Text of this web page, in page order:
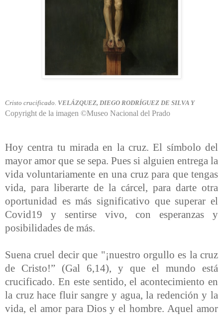
Cristo crucificado. VELÁZQUEZ, DIEGO RODRÍGUEZ DE SILVA Y
Copyright de la imagen ©Museo Nacional del Prado
Hoy centra tu mirada en la cruz. El símbolo del
mayor amor que se sepa. Pues si alguien entrega la
vida voluntariamente en una cruz para que tengas
vida, para liberarte de la cárcel, para darte otra
oportunidad es más significativo que superar el
Covid19 y sentirse vivo, con esperanzas y
posibilidades de más.
Suena cruel decir que "¡nuestro orgullo es la cruz
de Cristo!” (Gal 6,14), y que el mundo está
crucificado. En este sentido, el acontecimiento en
la cruz hace fluir sangre y agua, la redención y la
vida, el amor para Dios y el hombre. Aquel amor